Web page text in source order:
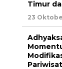
Timur
23